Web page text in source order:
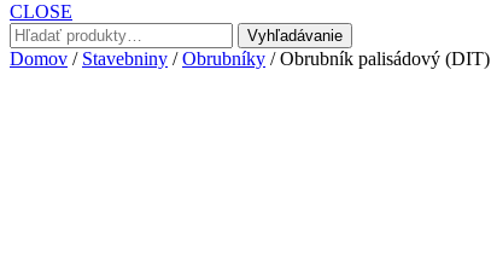
CLOSE
Hľadať:
Vyhľadávanie
Domov / Stavebniny /Obrubníky / Obrubník palisádový (DIT)